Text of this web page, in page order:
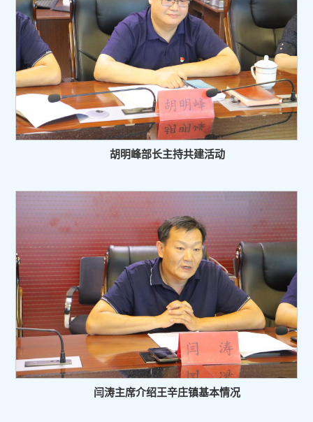
胡明峰部长主持共建活动
闫涛主席介绍王辛庄镇基本情况